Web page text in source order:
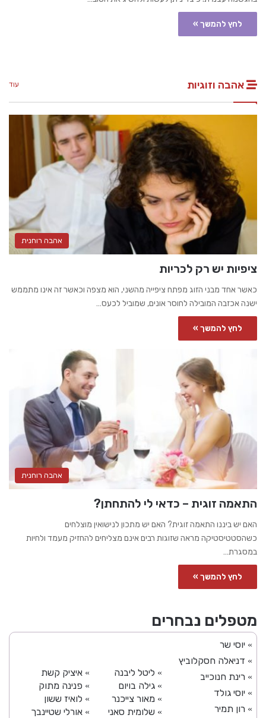
לחץ להמשך »
אהבה וזוגיות עוד
אהבה רוחנית
ציפיות יש רק לכריות
כאשר אחד מבני הזוג מפתח ציפייה מהשני, הוא מצפה וכאשר זה אינו מתממש
ישנה אכזבה המובילה לחוסר אונים, שמוביל לכעס…
לחץ להמשך »
אהבה רוחנית
התאמה זוגית – כדאי לי להתחתן?
האם יש ביננו התאמה זוגית? האם יש מתכון לנישואין מוצלחים
כשהסטטיסטיקה מראה שזוגות רבים אינם מצליחים להחזיק מעמד ולחיות
במסגרת…
לחץ להמשך »
מטפלים נבחרים
» יוסי שר
» דניאלה חסקלוביץ
» רינת חנוכייב
» יוסי גולד
» רון תמיר
» ליטל ליבנה
» גילה בויום
» מאור צייכנר
» שלומית סאני
» איציק קשת
» פנינה מתוק
» לואיז ששון
» אורלי שטיינבך